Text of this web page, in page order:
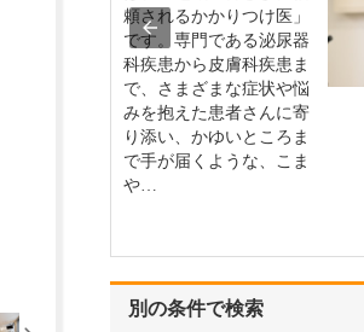
別の条件で検索
頼されるかかりつけ医」
です。専門である泌尿器
科疾患から皮膚科疾患ま
で、さまざまな症状や悩
みを抱えた患者さんに寄
り添い、かゆいところま
で手が届くような、こま
や…